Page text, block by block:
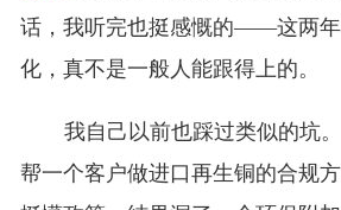
话，我听完也挺感慨的——这两
化，真不是一般人能跟得上的。
我自己以前也踩过类似的坑
帮一个客户做进口再生铜的合规